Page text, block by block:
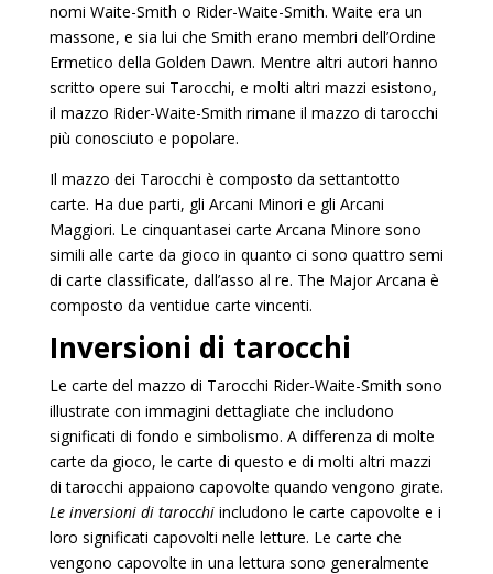
nomi Waite-Smith o Rider-Waite-Smith. Waite era un
massone, e sia lui che Smith erano membri dell’Ordine
Ermetico della Golden Dawn. Mentre altri autori hanno
scritto opere sui Tarocchi, e molti altri mazzi esistono,
il mazzo Rider-Waite-Smith rimane il mazzo di tarocchi
più conosciuto e popolare.
Il mazzo dei Tarocchi è composto da settantotto
carte. Ha due parti, gli Arcani Minori e gli Arcani
Maggiori. Le cinquantasei carte Arcana Minore sono
simili alle carte da gioco in quanto ci sono quattro semi
di carte classificate, dall’asso al re. The Major Arcana è
composto da ventidue carte vincenti.
Inversioni di tarocchi
Le carte del mazzo di Tarocchi Rider-Waite-Smith sono
illustrate con immagini dettagliate che includono
significati di fondo e simbolismo. A differenza di molte
carte da gioco, le carte di questo e di molti altri mazzi
di tarocchi appaiono capovolte quando vengono girate.
Le inversioni di tarocchiincludono le carte capovolte e i
loro significati capovolti nelle letture. Le carte che
vengono capovolte in una lettura sono generalmente